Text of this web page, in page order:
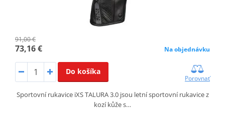
91,00 €
73,16 € Na objednávku
Do košíka
Porovnať
Sportovní rukavice iXS TALURA 3.0 jsou letní sportovní rukavice z
kozí kůže s…